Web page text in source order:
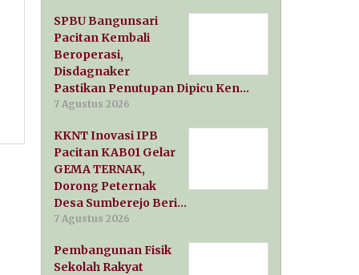
SPBU Bangunsari
Pacitan Kembali
Beroperasi,
Disdagnaker
Pastikan Penutupan Dipicu Ken…
7 Agustus 2026
KKNT Inovasi IPB
Pacitan KAB01 Gelar
GEMA TERNAK,
Dorong Peternak
Desa Sumberejo Beri…
7 Agustus 2026
Pembangunan Fisik
Sekolah Rakyat